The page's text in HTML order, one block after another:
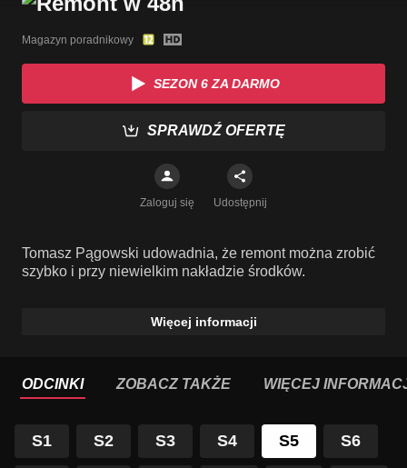
Magazyn poradnikowy
SEZON 6 ZA DARMO
SPRAWDŹ OFERTĘ
Zaloguj się Udostępnij
Tomasz Pągowski udowadnia, że remont można zrobić
szybko i przy niewielkim nakładzie środków.
Więcej informacji
ODCINKI ZOBACZ TAKŻE WIĘCEJ
S1 S2 S3 S4 S5 S6